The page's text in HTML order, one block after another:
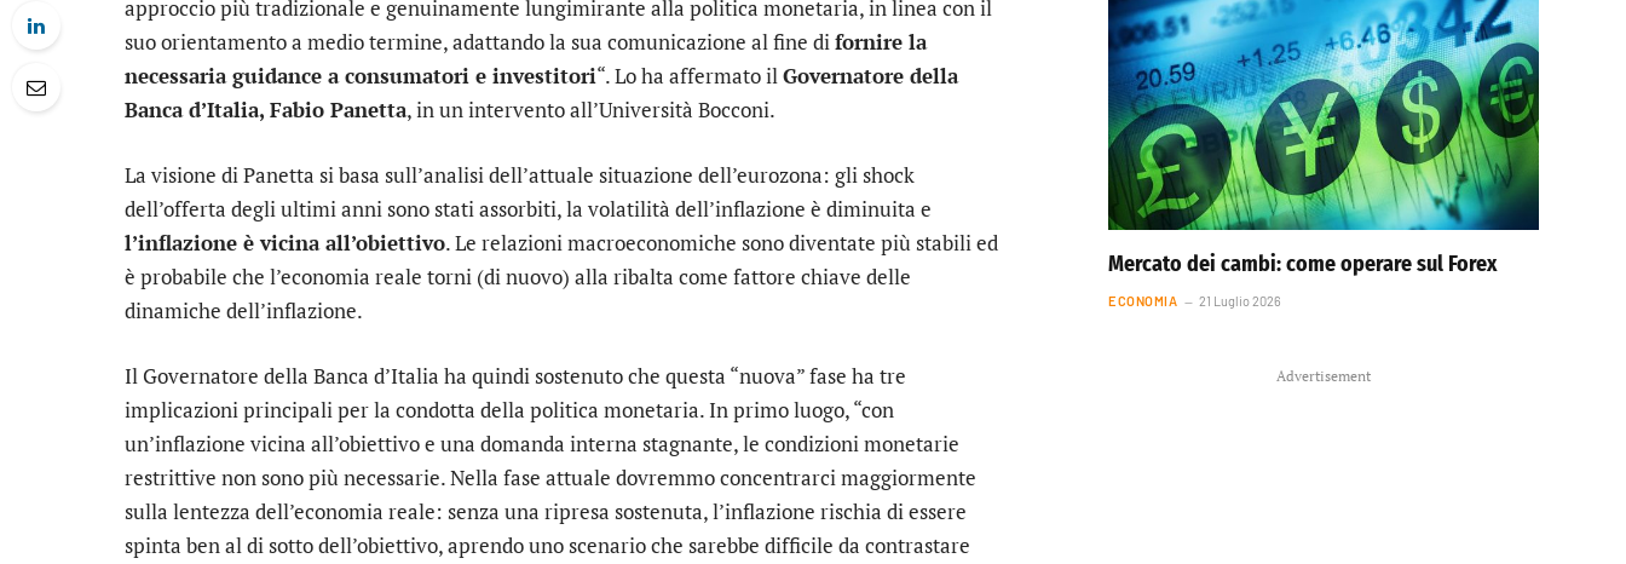
approccio più tradizionale e genuinamente lungimirante alla politica monetaria, in linea con il
suo orientamento a medio termine, adattando la sua comunicazione al fine difornire la
necessaria guidance a consumatori e investitori“. Lo ha affermato ilGovernatore della
Banca d’Italia, Fabio Panetta, in un intervento all’Università Bocconi.
La visione di Panetta si basa sull’analisi dell’attuale situazione dell’eurozona: gli shock
dell’offerta degli ultimi anni sono stati assorbiti, la volatilità dell’inflazione è diminuita e
l’inflazione è vicina all’obiettivo. Le relazioni macroeconomiche sono diventate più stabili ed
è probabile che l’economia reale torni (di nuovo) alla ribalta come fattore chiave delle
dinamiche dell’inflazione.
Il Governatore della Banca d’Italia ha quindi sostenuto che questa “nuova” fase ha tre
implicazioni principali per la condotta della politica monetaria. In primo luogo, “con
un’inflazione vicina all’obiettivo e una domanda interna stagnante, le condizioni monetarie
restrittive non sono più necessarie. Nella fase attuale dovremmo concentrarci maggiormente
sulla lentezza dell’economia reale: senza una ripresa sostenuta, l’inflazione rischia di essere
spinta ben al di sotto dell’obiettivo, aprendo uno scenario che sarebbe difficile da contrastare
Mercato dei cambi: come operare sul Forex
ECONOMIA 21 Luglio 2026
Advertisement